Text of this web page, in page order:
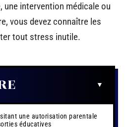
une intervention médicale ou
vous devez connaître les
tout stress inutile.
une autorisation parentale
éducatives